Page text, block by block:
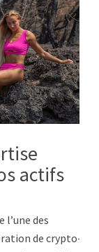
actifs
l’une des
de crypto-